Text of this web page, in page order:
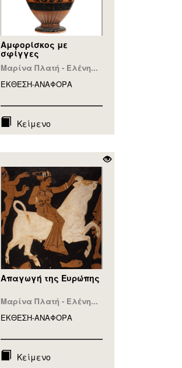
Αμφορίσκος με
σφίγγες
Μαρίνα Πλατή - Ελένη...
ΕΚΘΕΣΗ-ΑΝΑΦΟΡA
Κείμενο
Απαγωγή της Ευρώπης
Μαρίνα Πλατή - Ελένη...
ΕΚΘΕΣΗ-ΑΝΑΦΟΡA
Κείμενο